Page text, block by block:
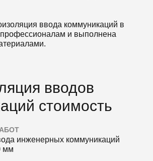
ввода коммуникаций в
и выполнена
вводов
стоимость
инженерных коммуникаций
мм